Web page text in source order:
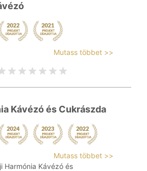
Mutass többet >>
Kávézó és Cukrászda
Mutass többet >>
Harmónia Kávézó és